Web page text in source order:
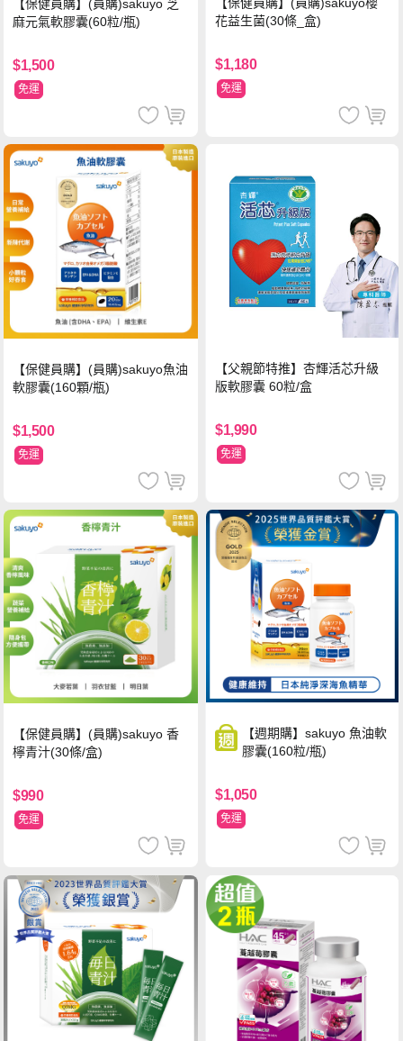
【保健員購】(員購)sakuyo 芝
麻元氣軟膠囊(60粒/瓶)
$1,500
免運
花益生菌(30條_盒)
$1,180
免運
【保健員購】(員購)sakuyo魚油
軟膠囊(160顆/瓶)
$1,500
免運
【父親節特推】杏輝活芯升級
版軟膠囊 60粒/盒
$1,990
免運
【保健員購】(員購)sakuyo 香
檸青汁(30條/盒)
$990
免運
【週期購】sakuyo 魚油軟
膠囊(160粒/瓶)
$1,050
免運